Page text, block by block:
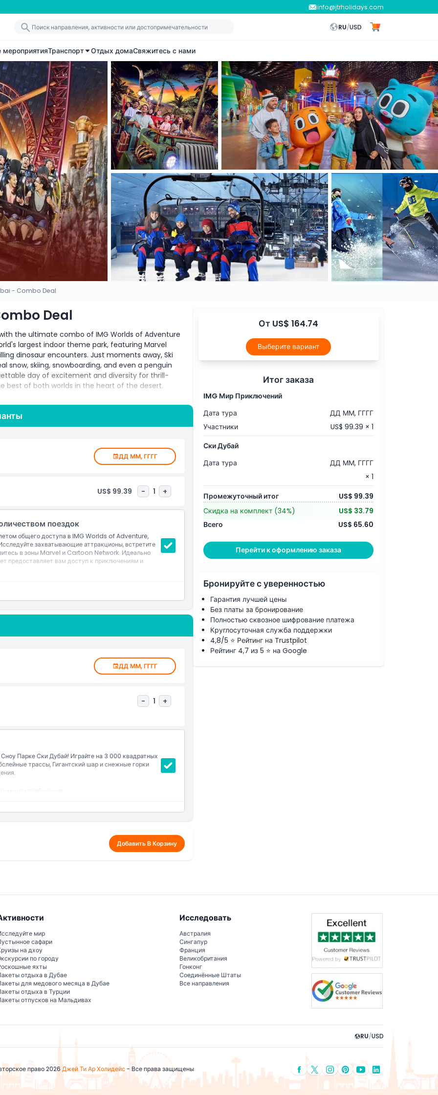
info@jtrholidays.com
RU/USD
мероприятияТранспорт Отдых домаСвяжитесь с нами
- Combo Deal
Deal
the ultimate combo of IMG Worlds of Adventure
largest indoor theme park, featuring Marvel
dinosaur encounters. Just moments away, Ski
snow, skiing, snowboarding, and even a penguin
day of excitement and diversity for thrill-
best of both worlds in the heart of the desert.
3 months, allowing for single-use on different
or on different days for each park.
Make sure to go to the parks before the
delivery. Display the mobile ticket at the
students, show your Student IDs.
ДД ММ, ГГГГ
US$ 99.39 - 1 +
поездок
общего доступа в IMG Worlds of Adventure,
захватывающие аттракционы, встретите
в зоны Marvel и Cartoon Network. Идеально
предоставляет вам доступ к приключениям и
крупнейший крытый тематический парк в Дубае
четырем зонам: Marvel, Cartoon Network, Lost
ДД ММ, ГГГГ
- 1 +
Парке Ски Дубай! Играйте на 3 000 квадратных
трассы, Гигантский шар и снежные горки
пребывания.
одноразовые носки, снежные ботинки иДобавить В Корзину
От US$ 164.74
Выберите вариант
Итог заказа
IMG Мир Приключений
Дата тура
ДД ММ, ГГГГ
Участники
US$ 99.39 × 1
Ски Дубай
Дата тура
ДД ММ, ГГГГ
× 1
Промежуточный итог
US$ 99.39
Скидка на комплект (34%)
US$ 33.79
Всего
US$ 65.60
Перейти к оформлению заказа
Бронируйте с уверенностью
Гарантия лучшей цены
Без платы за бронирование
Полностью сквозное шифрование платежа
Круглосуточная служба поддержки
4,8/5 ⭐ Рейтинг на Trustpilot
Рейтинг 4,7 из 5 ⭐ на Google
мир
сафари
на дхоу
по городу
яхты
отдыха в Дубае
для медового месяца в Дубае
отдыха в Турции
отпусков на Мальдивах
Исследовать
Австралия
Сингапур
Франция
Великобритания
Гонконг
Соединённые Штаты
Все направления
RU/USD
право 2026 Джей Ти Ар Холидейс- Все права защищены